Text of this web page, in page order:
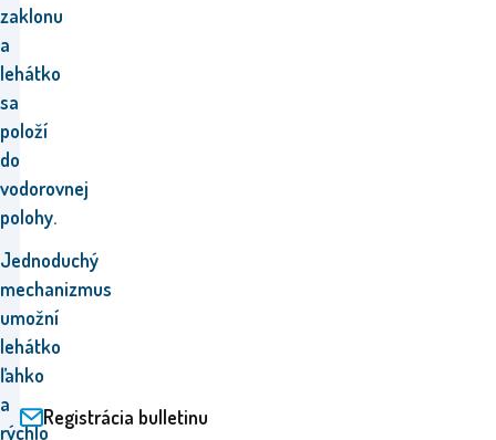
zaklonu
a
lehátko
sa
položí
do
vodorovnej
polohy.
Jednoduchý
mechanizmus
umožní
lehátko
ľahko
a
rýchlo
Registrácia bulletinu